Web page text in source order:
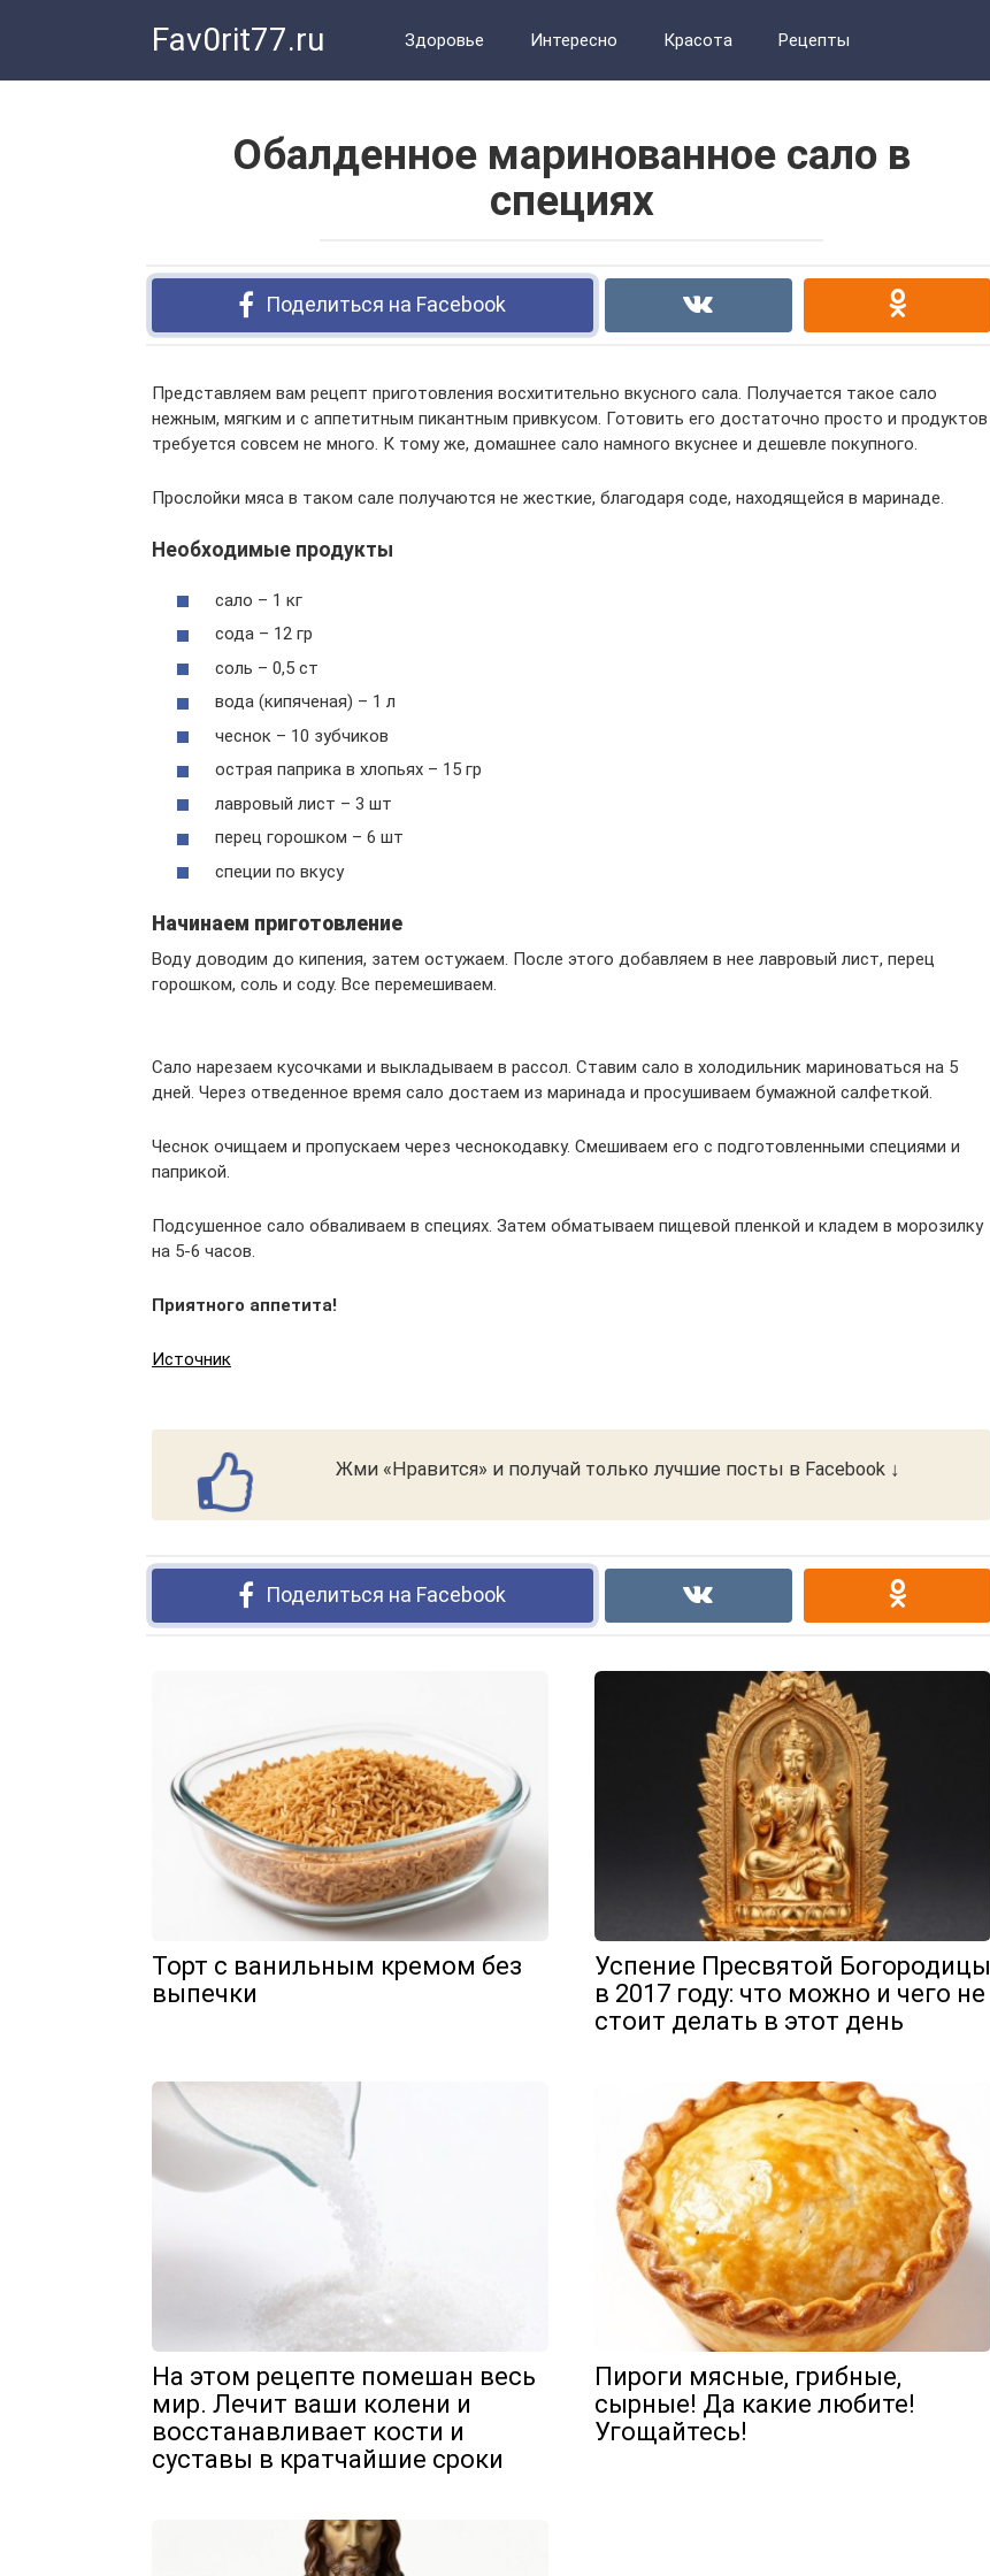
Fav0rit77.ru Здоровье Интересно Красота Рецепты
Обалденное маринованное сало в
специях
Поделиться на Facebook
Представляем вам рецепт приготовления восхитительно вкусного сала. Получается такое сало
нежным, мягким и с аппетитным пикантным привкусом. Готовить его достаточно просто и продуктов
требуется совсем не много. К тому же, домашнее сало намного вкуснее и дешевле покупного.
Прослойки мяса в таком сале получаются не жесткие, благодаря соде, находящейся в маринаде.
Необходимые продукты
сало – 1 кг
сода – 12 гр
соль – 0,5 ст
вода (кипяченая) – 1 л
чеснок – 10 зубчиков
острая паприка в хлопьях – 15 гр
лавровый лист – 3 шт
перец горошком – 6 шт
специи по вкусу
Начинаем приготовление
Воду доводим до кипения, затем остужаем. После этого добавляем в нее лавровый лист, перец
горошком, соль и соду. Все перемешиваем.
Сало нарезаем кусочками и выкладываем в рассол. Ставим сало в холодильник мариноваться на 5
дней. Через отведенное время сало достаем из маринада и просушиваем бумажной салфеткой.
Чеснок очищаем и пропускаем через чеснокодавку. Смешиваем его с подготовленными специями и
паприкой.
Подсушенное сало обваливаем в специях. Затем обматываем пищевой пленкой и кладем в морозилку
на 5-6 часов.
Приятного аппетита!
Источник
Жми «Нравится» и получай только лучшие посты в Facebook ↓
Поделиться на Facebook
Торт с ванильным кремом без
выпечки
Успение Пресвятой Богородицы
в 2017 году: что можно и чего не
стоит делать в этот день
На этом рецепте помешан весь
мир. Лечит ваши колени и
восстанавливает кости и
суставы в кратчайшие сроки
Пироги мясные, грибные,
сырные! Да какие любите!
Угощайтесь!